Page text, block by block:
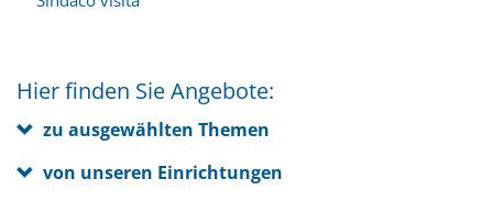
Hier finden Sie Angebote:
zu ausgewählten Themen
von unseren Einrichtungen